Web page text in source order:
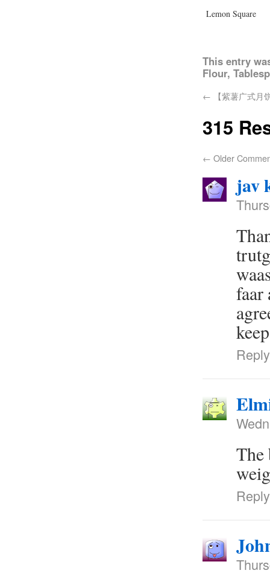
Lemon Square
This entry
Flour,
← 【紫薯广式月
315
← Older
jav
faar
Reply
The
Reply